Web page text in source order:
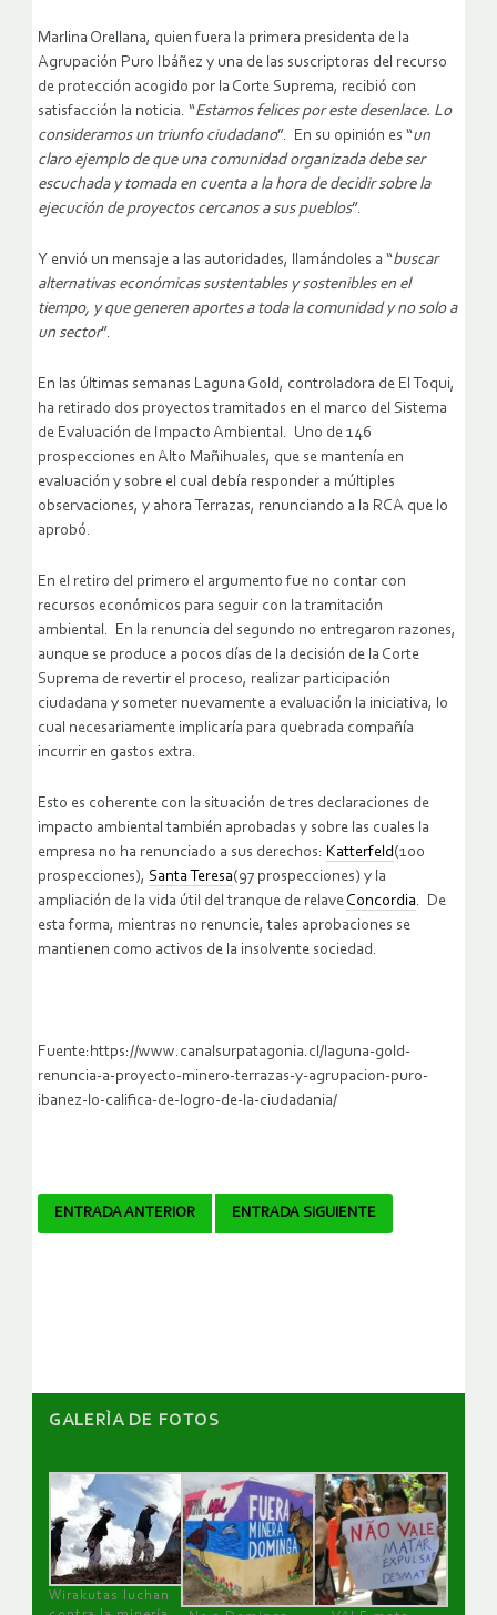
Marlina Orellana, quien fuera la primera presidenta de la
Agrupación Puro Ibáñez y una de las suscriptoras del recurso
de protección acogido por la Corte Suprema, recibió con
satisfacción la noticia. “Estamos felices por este desenlace. Lo
consideramos un triunfo ciudadano”. En su opinión es “un
claro ejemplo de que una comunidad organizada debe ser
escuchada y tomada en cuenta a la hora de decidir sobre la
ejecución de proyectos cercanos a sus pueblos”.
Y envió un mensaje a las autoridades, llamándoles a “buscar
alternativas económicas sustentables y sostenibles en el
tiempo, y que generen aportes a toda la comunidad y no solo a
un sector”.
En las últimas semanas Laguna Gold, controladora de El Toqui,
ha retirado dos proyectos tramitados en el marco del Sistema
de Evaluación de Impacto Ambiental. Uno de 146
prospecciones en Alto Mañihuales, que se mantenía en
evaluación y sobre el cual debía responder a múltiples
observaciones, y ahora Terrazas, renunciando a la RCA que lo
aprobó.
En el retiro del primero el argumento fue no contar con
recursos económicos para seguir con la tramitación
ambiental. En la renuncia del segundo no entregaron razones,
aunque se produce a pocos días de la decisión de la Corte
Suprema de revertir el proceso, realizar participación
ciudadana y someter nuevamente a evaluación la iniciativa, lo
cual necesariamente implicaría para quebrada compañía
incurrir en gastos extra.
Esto es coherente con la situación de tres declaraciones de
impacto ambiental también aprobadas y sobre las cuales la
empresa no ha renunciado a sus derechos: Katterfeld(100
prospecciones), Santa Teresa(97 prospecciones) y la
ampliación de la vida útil del tranque de relave Concordia. De
esta forma, mientras no renuncie, tales aprobaciones se
mantienen como activos de la insolvente sociedad.
Fuente:https://www.canalsurpatagonia.cl/laguna-gold-
renuncia-a-proyecto-minero-terrazas-y-agrupacion-puro-
ibanez-lo-califica-de-logro-de-la-ciudadania/
Navegador
ENTRADA ANTERIOR ENTRADA SIGUIENTE
GALERÌA DE FOTOS
Wirakutas luchan